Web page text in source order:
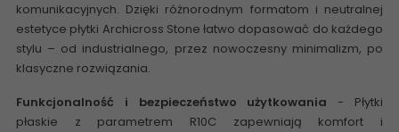
komunikacyjnych. Dzięki różnorodnym formatom i neutralnej
estetyce płytki Archicross Stone łatwo dopasować do każdego
stylu – od industrialnego, przez nowoczesny minimalizm, po
klasyczne rozwiązania.
Funkcjonalność i bezpieczeństwo użytkowania - Płytki
płaskie z parametrem R10C zapewniają komfort i